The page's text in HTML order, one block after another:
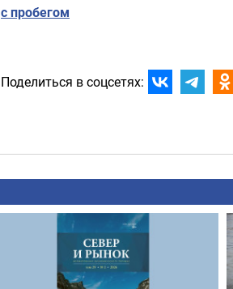
с пробегом
Поделиться в соцсетях: